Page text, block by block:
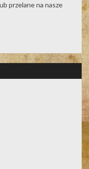
przelane na nasze